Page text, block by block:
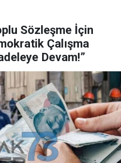
Sözleşme İçin
Çalışma
Devam!”